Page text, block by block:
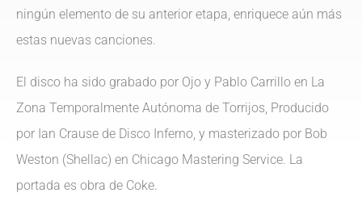
ningún elemento de su anterior etapa, enriquece aún más
estas nuevas canciones.
El disco ha sido grabado por Ojo y Pablo Carrillo en La
Zona Temporalmente Autónoma de Torrijos, Producido
por Ian Crause de Disco Inferno, y masterizado por Bob
Weston (Shellac) en Chicago Mastering Service. La
portada es obra de Coke.